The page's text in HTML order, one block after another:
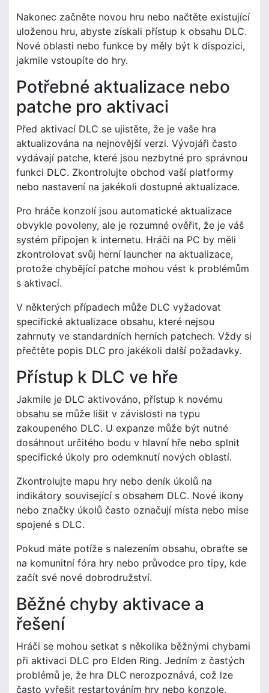
Nakonec začněte novou hru nebo načtěte existující
uloženou hru, abyste získali přístup k obsahu DLC.
Nové oblasti nebo funkce by měly být k dispozici,
jakmile vstoupíte do hry.
Potřebné aktualizace nebo
patche pro aktivaci
Před aktivací DLC se ujistěte, že je vaše hra
aktualizována na nejnovější verzi. Vývojáři často
vydávají patche, které jsou nezbytné pro správnou
funkci DLC. Zkontrolujte obchod vaší platformy
nebo nastavení na jakékoli dostupné aktualizace.
Pro hráče konzolí jsou automatické aktualizace
obvykle povoleny, ale je rozumné ověřit, že je váš
systém připojen k internetu. Hráči na PC by měli
zkontrolovat svůj herní launcher na aktualizace,
protože chybějící patche mohou vést k problémům
s aktivací.
V některých případech může DLC vyžadovat
specifické aktualizace obsahu, které nejsou
zahrnuty ve standardních herních patchech. Vždy si
přečtěte popis DLC pro jakékoli další požadavky.
Přístup k DLC ve hře
Jakmile je DLC aktivováno, přístup k novému
obsahu se může lišit v závislosti na typu
zakoupeného DLC. U expanze může být nutné
dosáhnout určitého bodu v hlavní hře nebo splnit
specifické úkoly pro odemknutí nových oblastí.
Zkontrolujte mapu hry nebo deník úkolů na
indikátory související s obsahem DLC. Nové ikony
nebo značky úkolů často označují místa nebo mise
spojené s DLC.
Pokud máte potíže s nalezením obsahu, obraťte se
na komunitní fóra hry nebo průvodce pro tipy, kde
začít své nové dobrodružství.
Běžné chyby aktivace a
řešení
Hráči se mohou setkat s několika běžnými chybami
při aktivaci DLC pro Elden Ring. Jedním z častých
problémů je, že hra DLC nerozpoznává, což lze
často vyřešit restartováním hry nebo konzole.